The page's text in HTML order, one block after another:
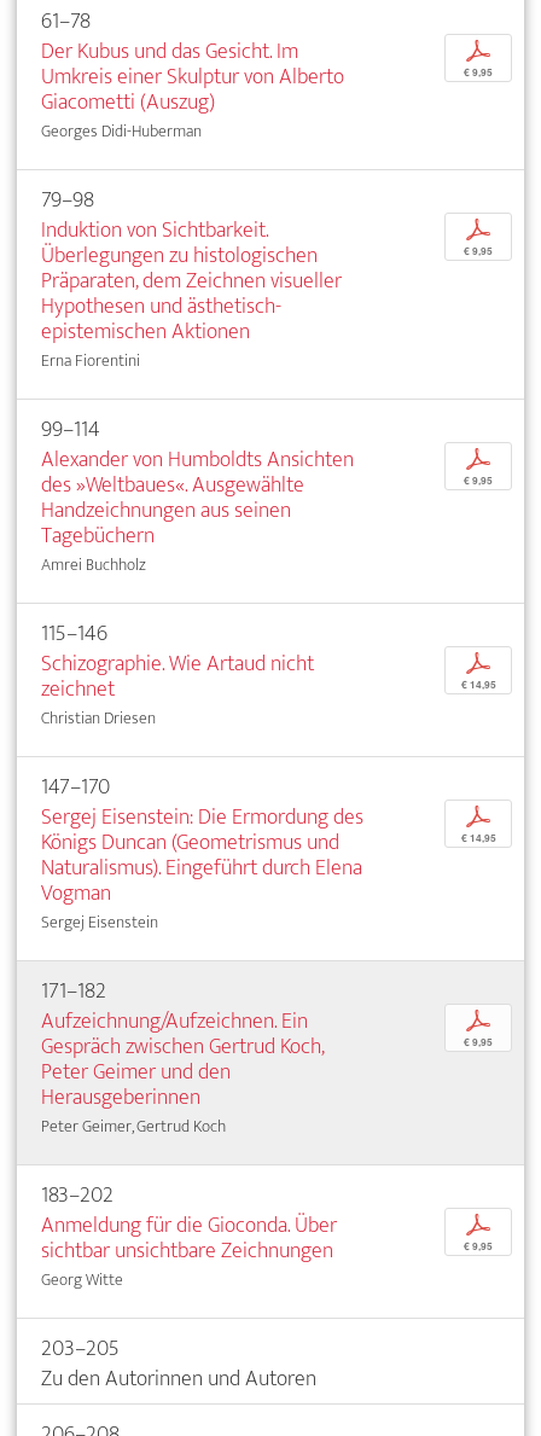
61–78
Der Kubus und das Gesicht. Im
Umkreis einer Skulptur von Alberto
Giacometti (Auszug)
Georges Didi-Huberman
p
€ 9,95
79–98
Induktion von Sichtbarkeit.
Überlegungen zu histologischen
Präparaten, dem Zeichnen visueller
Hypothesen und ästhetisch-
epistemischen Aktionen
Erna Fiorentini
p
€ 9,95
99–114
Alexander von Humboldts Ansichten
des »Weltbaues«. Ausgewählte
Handzeichnungen aus seinen
Tagebüchern
Amrei Buchholz
p
€ 9,95
115–146
Schizographie. Wie Artaud nicht
zeichnet
Christian Driesen
p
€ 14,95
147–170
Sergej Eisenstein: Die Ermordung des
Königs Duncan (Geometrismus und
Naturalismus). Eingeführt durch Elena
Vogman
Sergej Eisenstein
p
€ 14,95
171–182
Aufzeichnung/Aufzeichnen. Ein
Gespräch zwischen Gertrud Koch,
Peter Geimer und den
Herausgeberinnen
Peter Geimer, Gertrud Koch
p
€ 9,95
183–202
Anmeldung für die Gioconda. Über
sichtbar unsichtbare Zeichnungen
Georg Witte
p
€ 9,95
203–205
Zu den Autorinnen und Autoren